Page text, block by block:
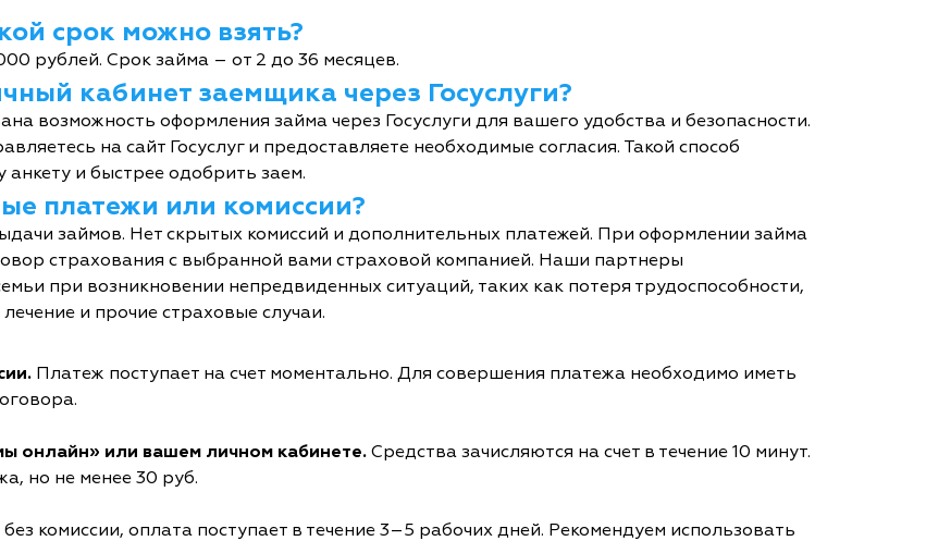
срок можно взять?
рублей. Срок займа – от 2 до 36 месяцев.
кабинет заемщика через Госуслуги?
возможность оформления займа через Госуслуги для вашего удобства и безопасности.
на сайт Госуслуг и предоставляете необходимые согласия. Такой способ
и быстрее одобрить заем.
платежи или комиссии?
займов. Нет скрытых комиссий и дополнительных платежей. При оформлении займа
страхования с выбранной вами страховой компанией. Наши партнеры
при возникновении непредвиденных ситуаций, таких как потеря трудоспособности,
и прочие страховые случаи.
Платеж поступает на счет моментально. Для совершения платежа необходимо иметь
онлайн» или вашем личном кабинете. Средства зачисляются на счет в течение 10 минут.
но не менее 30 руб.
комиссии, оплата поступает в течение 3–5 рабочих дней. Рекомендуем использовать